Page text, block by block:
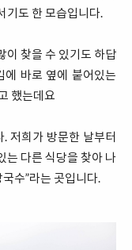
기도 한 모습입니다.
이 찾을 수 있기도 하답
에 바로 옆에 붙어있는
했는데요
저희가 방문한 날부터
는 다른 식당을 찾아 나
수”라는 곳입니다.